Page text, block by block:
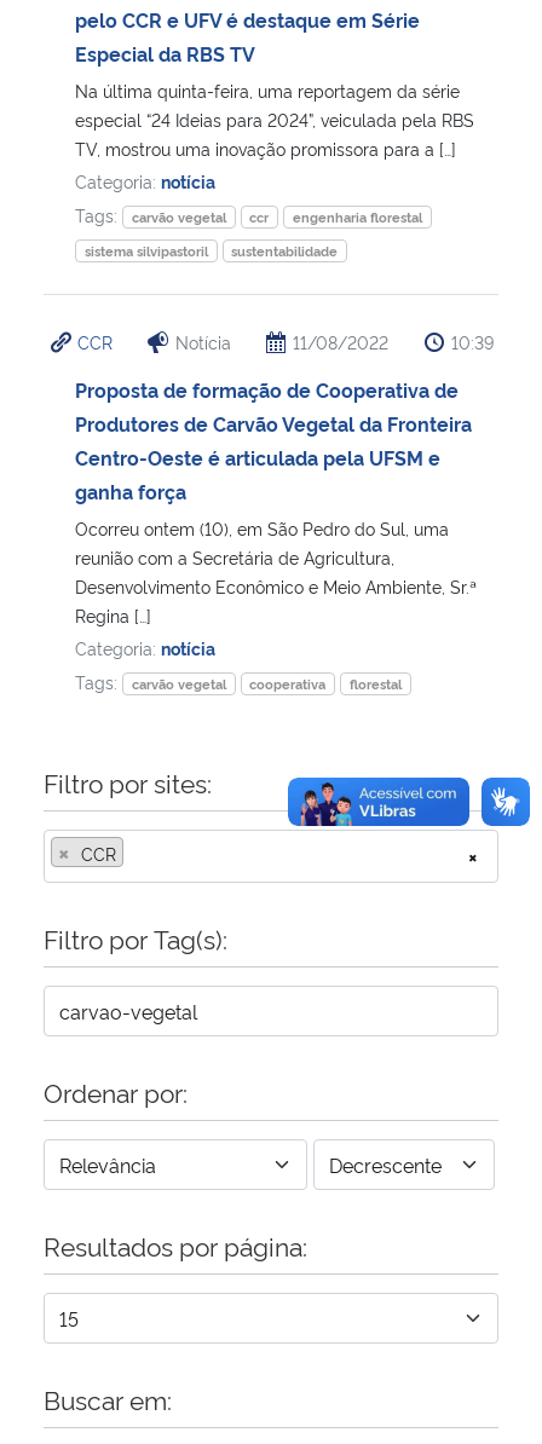
Ministério da Mulher, da Família e dos Direitos Humanos
Secretaria de Governo
Gabinete de Segurança Institucional
Advocacia-Geral da União
Banco Central do Brasil
pelo CCR e UFV é destaque em Série
Especial da RBS TV
Na última quinta-feira, uma reportagem da série
especial “24 Ideias para 2024”, veiculada pela RBS
TV, mostrou uma inovação promissora para a […]
Categoria: notícia
Tags:
carvão vegetal ccr
engenharia florestal
sistema silvipastoril
sustentabilidade
CCR Notícia 11/08/2022 10:39
Proposta de formação de Cooperativa de
Produtores de Carvão Vegetal da Fronteira
Centro-Oeste é articulada pela UFSM e
ganha força
Ocorreu ontem (10), em São Pedro do Sul, uma
reunião com a Secretária de Agricultura,
Desenvolvimento Econômico e Meio Ambiente, Sr.ª
Regina […]
Categoria: notícia
Tags:
carvão vegetal cooperativa florestal
Filtro por sites:
×
× CCR
Filtro por Tag(s):
Ordenar por:
Resultados por página:
Buscar em: